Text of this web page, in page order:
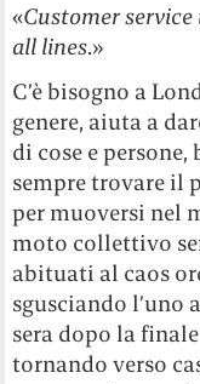
«Customer
all lines.»
C’è bisogno a
genere, aiuta a
di cose e
sempre trovare il
per muoversi nel
moto collettivo
abituati al caos
sgusciando l’uno
sera dopo la
tornando verso